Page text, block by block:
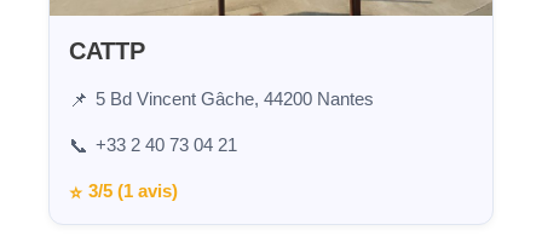
CATTP
📌 5 Bd Vincent Gâche, 44200 Nantes
📞 +33 2 40 73 04 21
⭐ 3/5 (1 avis)